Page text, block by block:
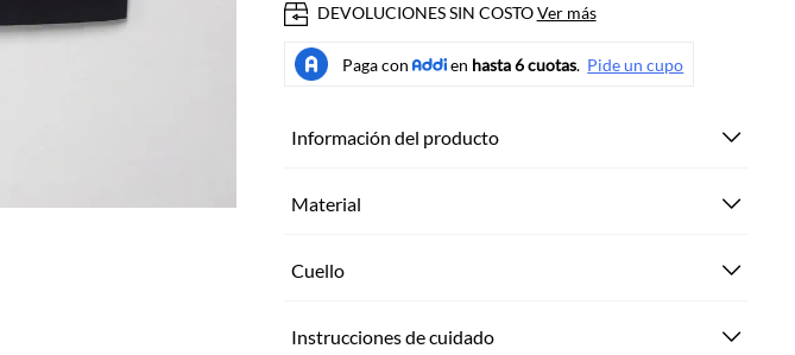
DEVOLUCIONES SIN COSTOVer más
Información del producto
Material
Cuello
Instrucciones de cuidado